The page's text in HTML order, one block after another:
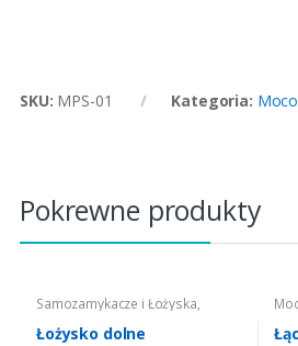
SKU: MPS-01 Kategoria:
Pokrewne produkty
Samozamykacze i Łożyska,
Mocowania punktowe szkła
Łożysko dolne